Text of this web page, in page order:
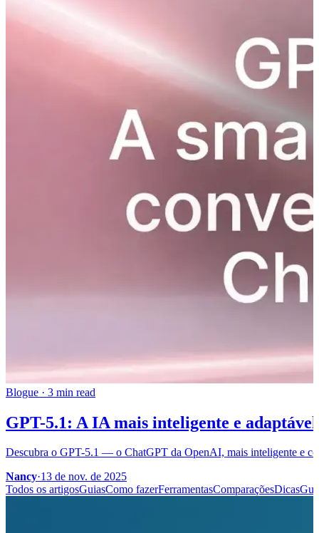
Blogue · 3 min read
GPT-5.1: A IA mais inteligente e
Descubra o GPT-5.1 — o ChatGPT da OpenAI, mais inteligente e
Nancy·13 de nov. de 2025
Todos os artigosGuiasComo fazerFerramentasComparaçõesDicas